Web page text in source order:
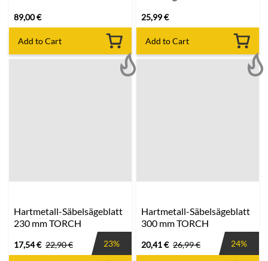
89,00€
Add to Cart
25,99€
Add to Cart
Hartmetall-Säbelsägeblatt
230 mm TORCH
17,54€ 22,90€ 23%
Hartmetall-Säbelsägeblatt
300 mm TORCH
20,41€ 26,99€ 24%